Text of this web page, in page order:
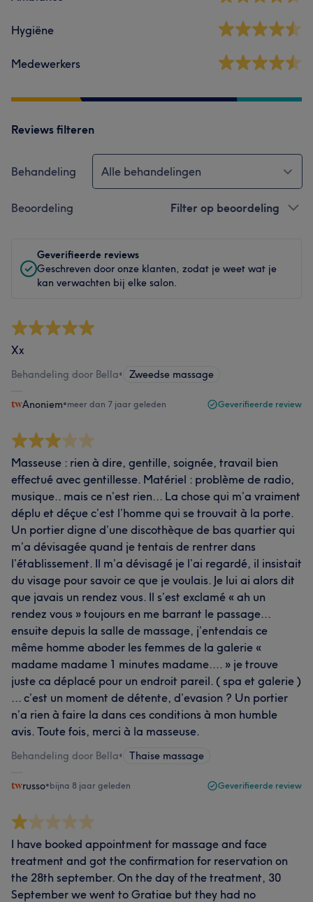
Hygiëne
Medewerkers
Reviews filteren
Behandeling Alle behandelingen
Beoordeling Filter op beoordeling
Geverifieerde reviews
Geschreven door onze klanten, zodat je weet wat je
kan verwachten bij elke salon.
Xx
Behandeling door Bella• Zweedse massage
Anoniem•meer dan 7 jaar geleden Geverifieerde review
Masseuse : rien à dire, gentille, soignée, travail bien
effectué avec gentillesse. Matériel : problème de radio,
musique.. mais ce n’est rien... La chose qui m’a vraiment
déplu et déçue c’est l’homme qui se trouvait à la porte.
Un portier digne d’une discothèque de bas quartier qui
m’a dévisagée quand je tentais de rentrer dans
l’établissement. Il m’a dévisagé je l’ai regardé, il insistait
du visage pour savoir ce que je voulais. Je lui ai alors dit
que javais un rendez vous. Il s’est exclamé « ah un
rendez vous » toujours en me barrant le passage...
ensuite depuis la salle de massage, j’entendais ce
même homme aboder les femmes de la galerie «
madame madame 1 minutes madame.... » je trouve
juste ca déplacé pour un endroit pareil. ( spa et galerie )
... c’est un moment de détente, d’evasion ? Un portier
n’a rien à faire la dans ces conditions à mon humble
avis. Toute fois, merci à la masseuse.
Behandeling door Bella• Thaise massage
russo•bijna 8 jaar geleden Geverifieerde review
I have booked appointment for massage and face
treatment and got the confirmation for reservation on
the 28th september. On the day of the treatment, 30
September we went to Gratiae but they had no